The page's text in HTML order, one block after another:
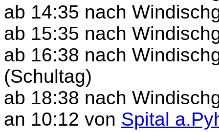
ab 14:35 nach
ab 15:35 nach
ab 16:38 nach
(Schultag)
ab 18:38 nach
an 10:12 von Spital